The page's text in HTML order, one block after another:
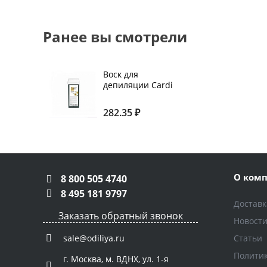
Ранее вы смотрели
Воск для
депиляции Cardi
"Полевая
ромашка" 100 мл
282.35 ₽
8 800 505 4740
8 495 181 9797
Заказать обратный звонок
sale@odiliya.ru
г. Москва, м. ВДНХ, ул. 1-я
О
Новости
Статьи